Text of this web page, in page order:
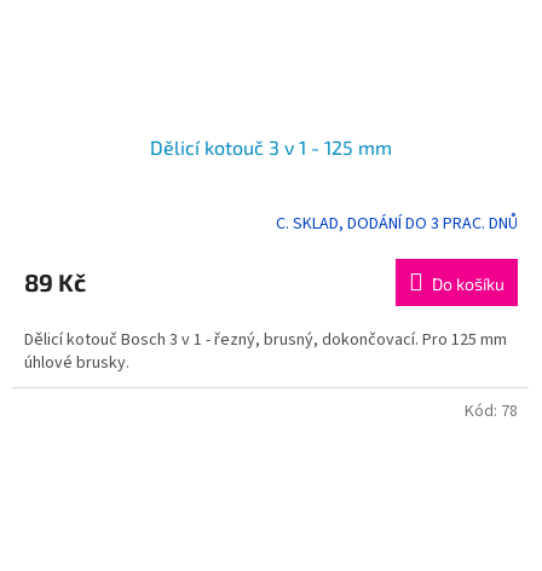
Dělicí kotouč 3 v 1 - 125 mm
produktu
je
z
5
hvězdiček.
C. SKLAD, DODÁNÍ DO 3 PRAC. DNŮ
89 Kč Do košíku
Dělicí kotouč Bosch 3 v 1 - řezný, brusný, dokončovací. Pro 125 mm
úhlové brusky.
Kód: 78